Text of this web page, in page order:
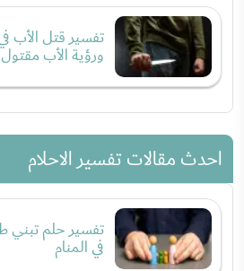
تفسير قتل الأب
ورؤية الأب مقتول
احدث مقالات تفسير الاحلام
تفسير حلم تبني
في المنام